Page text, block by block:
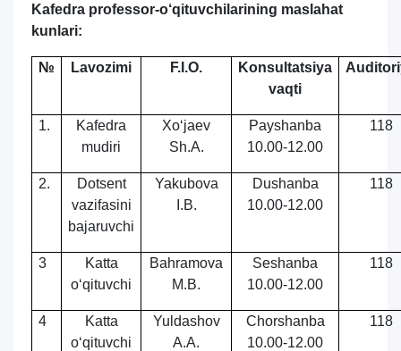
Kafedra professor-o‘qituvchilarining maslahat
kunlari:
№ Lavozimi F.I.O.
Konsultatsiya
vaqti
1.
Kafedra
mudiri
Xo‘jaev
Sh.A.
Payshanba
10.00-12.00
118
2.
Dotsent
vazifasini
bajaruvchi
Yakubova
I.B.
Dushanba
10.00-12.00
118
3
Katta
o‘qituvchi
Bahramova
M.B.
Seshanba
10.00-12.00
118
4
Katta
o‘qituvchi
Yuldashov
A.A.
Chorshanba
10.00-12.00
118